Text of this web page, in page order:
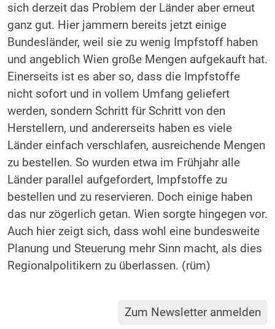
sich derzeit das Problem der Länder aber erneut
ganz gut. Hier jammern bereits jetzt einige
Bundesländer, weil sie zu wenig Impfstoff haben
und angeblich Wien große Mengen aufgekauft hat.
Einerseits ist es aber so, dass die Impfstoffe
nicht sofort und in vollem Umfang geliefert
werden, sondern Schritt für Schritt von den
Herstellern, und andererseits haben es viele
Länder einfach verschlafen, ausreichende Mengen
zu bestellen. So wurden etwa im Frühjahr alle
Länder parallel aufgefordert, Impfstoffe zu
bestellen und zu reservieren. Doch einige haben
das nur zögerlich getan. Wien sorgte hingegen vor.
Auch hier zeigt sich, dass wohl eine bundesweite
Planung und Steuerung mehr Sinn macht, als dies
Regionalpolitikern zu überlassen. (rüm)
Zum Newsletter anmelden